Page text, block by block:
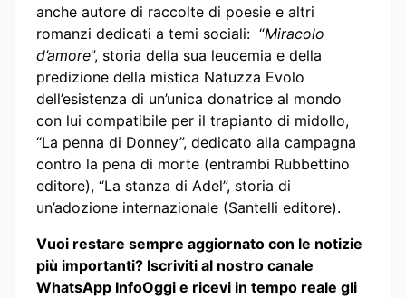
anche autore di raccolte di poesie e altri
romanzi dedicati a temi sociali: “Miracolo
d’amore”, storia della sua leucemia e della
predizione della mistica Natuzza Evolo
dell’esistenza di un’unica donatrice al mondo
con lui compatibile per il trapianto di midollo,
“La penna di Donney”, dedicato alla campagna
contro la pena di morte (entrambi Rubbettino
editore), “La stanza di Adel”, storia di
un’adozione internazionale (Santelli editore).
Vuoi restare sempre aggiornato con le notizie
più importanti? Iscriviti al nostro canale
WhatsApp InfoOggi e ricevi in tempo reale gli